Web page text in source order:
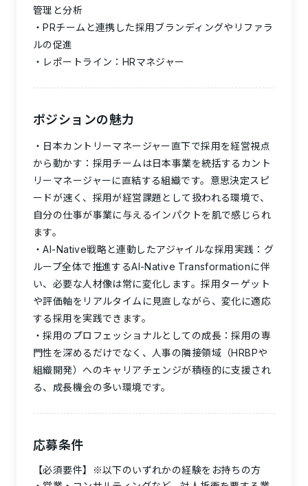
管理と分析
PRチームと連携した採用ブランディングやリファラ
ルの促進
レポートライン： HRマネジャー
ポジションの魅力
日本カントリーマネージャー直下で採用を経営視点
から動かす： 採用チームは日本事業を統括するカント
リーマネージャーに直結する組織です。意思決定スピ
ードが速く、採用が経営課題として扱われる環境で、
自分の仕事が事業に与えるインパクトを肌で感じられ
ます。
AI-Native戦略と連動したアジャイルな採用実践： グ
ループ全体で推進するAI-Native Transformationに伴
い、必要な人材像は常に変化します。採用ターゲット
や評価軸をリアルタイムに見直しながら、変化に適応
する採用を実践できます。
採用のプロフェッショナルとしての成長：採用の専
門性を深めるだけでなく、人事の隣接領域（HRBPや
組織開発）へのキャリアチェンジが積極的に支援され
る、成長機会の多い環境です。
応募条件
【必須要件】※以下のいずれかの経験をお持ちの方